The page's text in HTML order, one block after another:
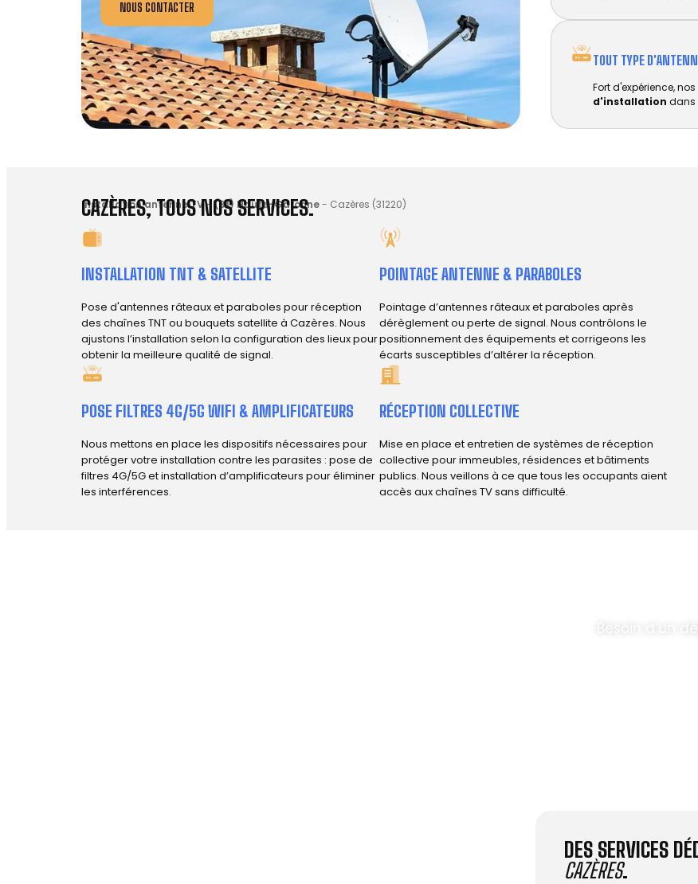
NOUS CONTACTER
TOUT TYPE
Fort d'expérience,
d'installation dans
Installation antenne TV-(31) Haute-Garonne- Cazères (31220)
CAZÈRES, TOUS NOS SERVICES.
INSTALLATION TNT & SATELLITE
Pose d'antennes râteaux et paraboles pour réception
des chaînes TNT ou bouquets satellite à Cazères. Nous
ajustons l’installation selon la configuration des lieux pour
obtenir la meilleure qualité de signal.
POINTAGE ANTENNE & PARABOLES
Pointage d’antennes râteaux et paraboles après
dérèglement ou perte de signal. Nous contrôlons le
positionnement des équipements et corrigeons les
écarts susceptibles d’altérer la réception.
POSE FILTRES 4G/5G WIFI & AMPLIFICATEURS
Nous mettons en place les dispositifs nécessaires pour
protéger votre installation contre les parasites : pose de
filtres 4G/5G et installation d’amplificateurs pour éliminer
les interférences.
RÉCEPTION COLLECTIVE
Mise en place et entretien de systèmes de réception
collective pour immeubles, résidences et bâtiments
publics. Nous veillons à ce que tous les occupants aient
accès aux chaînes TV sans difficulté.
Besoin d’un
DES SERVICES
CAZÈRES.